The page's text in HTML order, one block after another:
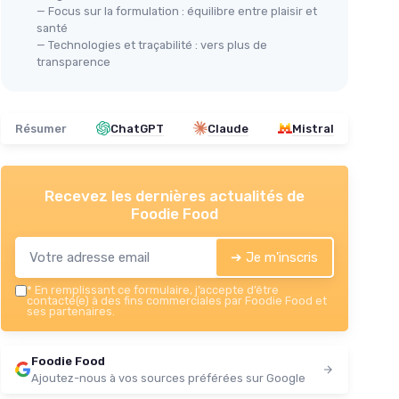
— Focus sur la formulation : équilibre entre plaisir et
santé
— Technologies et traçabilité : vers plus de
transparence
Résumer ChatGPT Claude Mistral
Recevez les dernières actualités de
Foodie Food
➔ Je m'inscris
* En remplissant ce formulaire, j’accepte d’être
contacté(e) à des fins commerciales par Foodie Food et
ses partenaires.
Foodie Food
Ajoutez-nous à vos sources préférées sur Google